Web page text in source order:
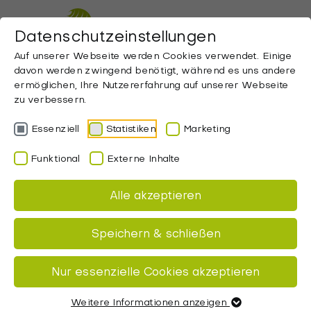
ZUM HAUPTINHALT SPRINGEN
Abenteuer teilen.
Erinnerungen
erleben
Startseite Lifestyle
Reiseberichte
Reiseberichte Übersicht
Datenschutzeinstellungen
Auf unserer Webseite werden Cookies verwendet. Einige
davon werden zwingend benötigt, während es uns andere
ermöglichen, Ihre Nutzererfahrung auf unserer Webseite
zu verbessern.
Essenziell Statistiken Marketing
Funktional Externe Inhalte
Alle akzeptieren
Speichern & schließen
Nur essenzielle Cookies akzeptieren
Weitere Informationen anzeigen